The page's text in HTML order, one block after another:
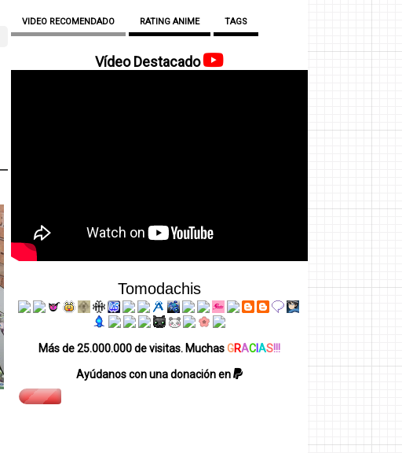
VIDEO RECOMENDADO RATING ANIME TAGS
Vídeo Destacado
Tomodachis
Más de 25.000.000 de visitas. MuchasGRACAS!!!
Ayúdanos con una donación en